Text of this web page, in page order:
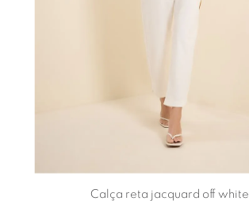
Calça reta jacquard off white